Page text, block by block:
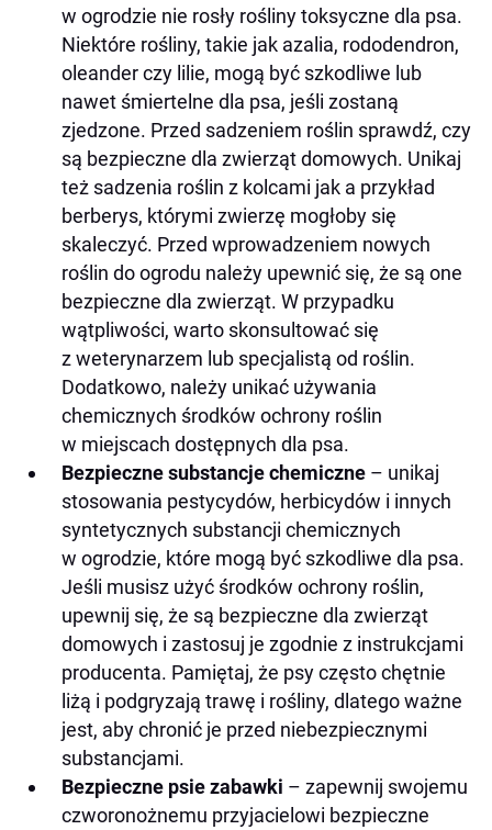
w ogrodzie nie rosły rośliny toksyczne dla psa.
Niektóre rośliny, takie jak azalia, rododendron,
oleander czy lilie, mogą być szkodliwe lub
nawet śmiertelne dla psa, jeśli zostaną
zjedzone. Przed sadzeniem roślin sprawdź, czy
są bezpieczne dla zwierząt domowych. Unikaj
też sadzenia roślin z kolcami jak a przykład
berberys, którymi zwierzę mogłoby się
skaleczyć. Przed wprowadzeniem nowych
roślin do ogrodu należy upewnić się, że są one
bezpieczne dla zwierząt. W przypadku
wątpliwości, warto skonsultować się
z weterynarzem lub specjalistą od roślin.
Dodatkowo, należy unikać używania
chemicznych środków ochrony roślin
w miejscach dostępnych dla psa.
Bezpieczne substancje chemiczne – unikaj
stosowania pestycydów, herbicydów i innych
syntetycznych substancji chemicznych
w ogrodzie, które mogą być szkodliwe dla psa.
Jeśli musisz użyć środków ochrony roślin,
upewnij się, że są bezpieczne dla zwierząt
domowych i zastosuj je zgodnie z instrukcjami
producenta. Pamiętaj, że psy często chętnie
liżą i podgryzają trawę i rośliny, dlatego ważne
jest, aby chronić je przed niebezpiecznymi
substancjami.
Bezpieczne psie zabawki – zapewnij swojemu
czworonożnemu przyjacielowi bezpieczne